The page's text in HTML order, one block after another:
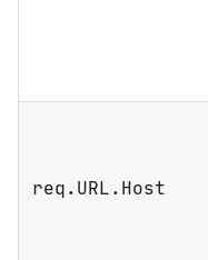
req.URL.Host